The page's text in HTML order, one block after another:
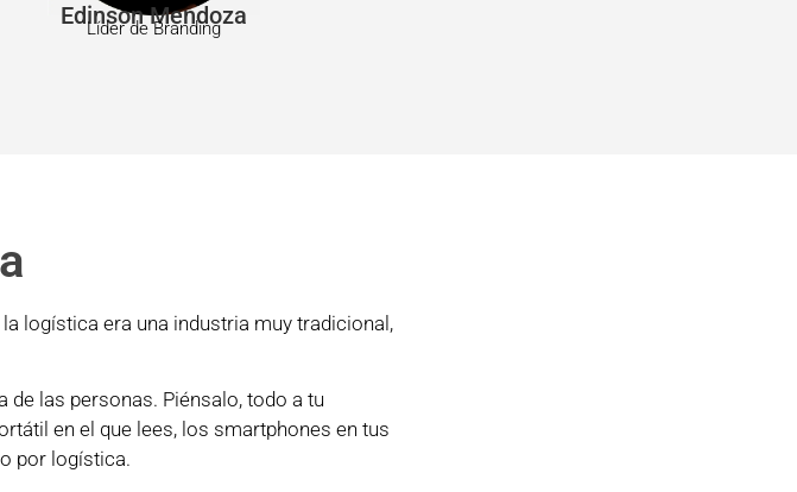
Edinson Mendoza
Líder de Branding
logística era una industria muy tradicional,
de las personas. Piénsalo, todo a tu
en el que lees, los smartphones en tus
por logística.